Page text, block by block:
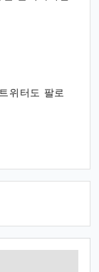
위터도 팔로